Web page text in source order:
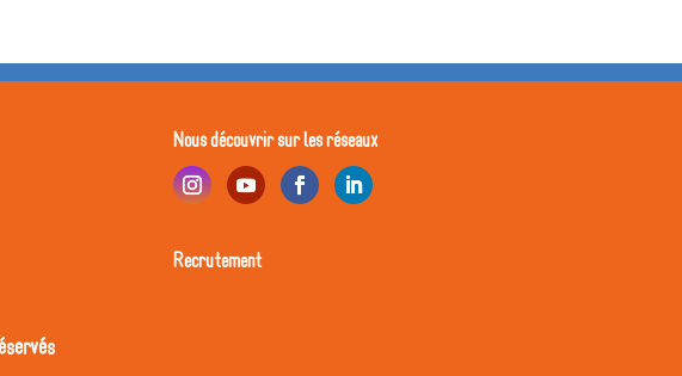
Nous découvrir sur les réseaux
Recrutement